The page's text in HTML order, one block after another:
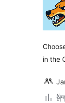
in the